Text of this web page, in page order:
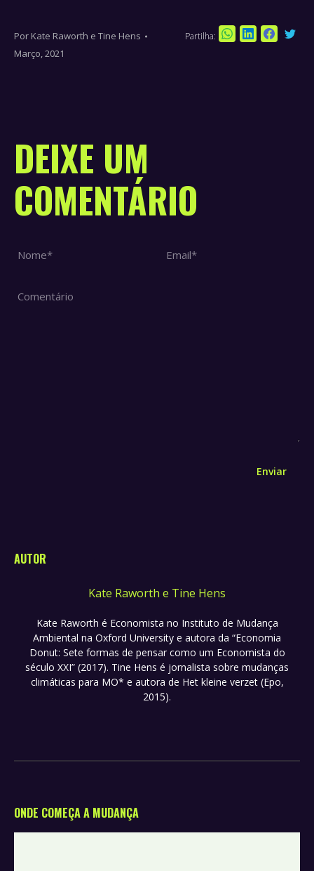
Por Kate Raworth e Tine Hens
Março, 2021
Partilha:
ShareShareShare
DEIXE UM
COMENTÁRIO
Comentário
Nome * Email *
Enviar
AUTOR
Kate Raworth e Tine Hens
Kate Raworth é Economista no Instituto de Mudança
Ambiental na Oxford University e autora da “Economia
Donut: Sete formas de pensar como um Economista do
século XXI” (2017). Tine Hens é jornalista sobre mudanças
climáticas para MO* e autora de Het kleine verzet (Epo,
2015).
ONDE COMEÇA A MUDANÇA